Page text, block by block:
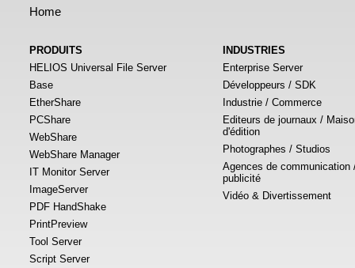
Home
PRODUITS
HELIOS Universal File Server
Base
EtherShare
PCShare
WebShare
WebShare Manager
IT Monitor Server
ImageServer
PDF HandShake
PrintPreview
Tool Server
Script Server
INDUSTRIES
Enterprise Server
Développeurs / SDK
Industrie / Commerce
Editeurs de journaux /
d'édition
Photographes / Studios
Agences de communication
publicité
Vidéo & Divertissement